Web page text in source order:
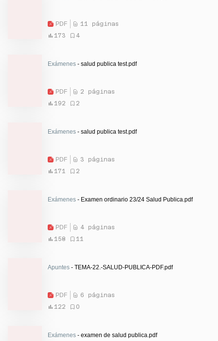
PDF
11 páginas
173
4
Exámenes - salud publica test.pdf
PDF
2 páginas
192
2
Exámenes - salud publica test.pdf
PDF
3 páginas
171
2
Exámenes - Examen ordinario 23/24 Salud Publica.pdf
PDF
4 páginas
158
11
Apuntes - TEMA-22.-SALUD-PUBLICA-PDF.pdf
PDF
6 páginas
122
0
Exámenes - examen de salud publica.pdf